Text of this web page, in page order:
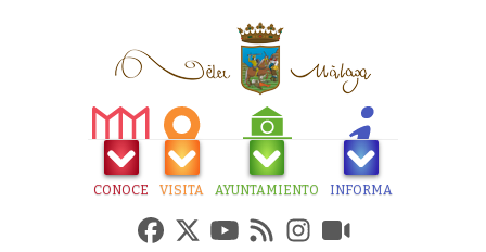
CONOCE VISITA AYUNTAMIENTO INFORMA